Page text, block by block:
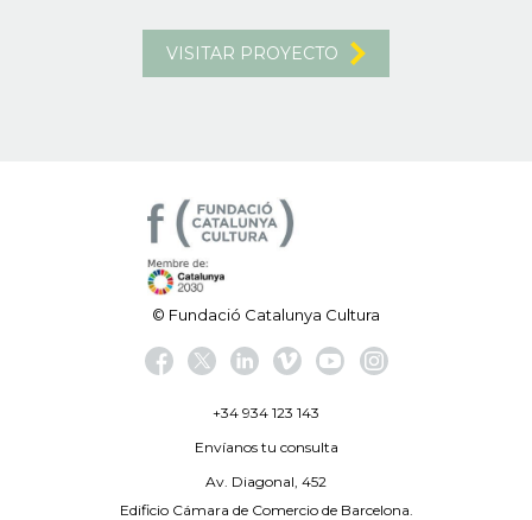
VISITAR PROYECTO
© Fundació Catalunya Cultura
+34 934 123 143
Envíanos tu consulta
Av. Diagonal, 452
Edificio Cámara de Comercio de Barcelona.